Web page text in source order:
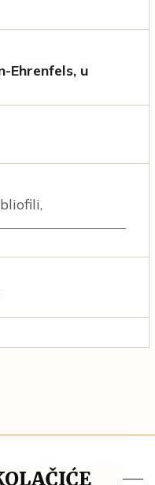
Ehrenfels, u